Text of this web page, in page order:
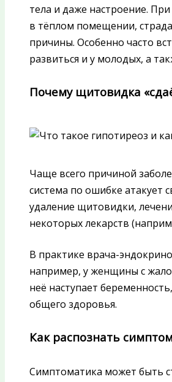
тела и даже настроение.
в тёплом помещении,
причины. Особенно часто
развиться и у молодых, а
Почему щитовидка
Чаще всего причиной
система по ошибке атакует
удаление щитовидки,
некоторых лекарств
В практике врача-
например, у женщины с
неё наступает
общего здоровья.
Как распознать
Симптоматика может быть